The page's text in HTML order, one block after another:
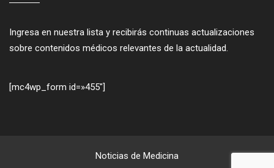
Ingresa en nuestra lista y recibirás continuas actualizaciones
sobre contenidos médicos relevantes de la actualidad.
[mc4wp_form id=»455″]
Noticias de Medicina